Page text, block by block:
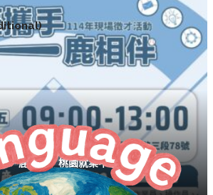
一鹿相伴」桃園就業中心聯合徵才活動